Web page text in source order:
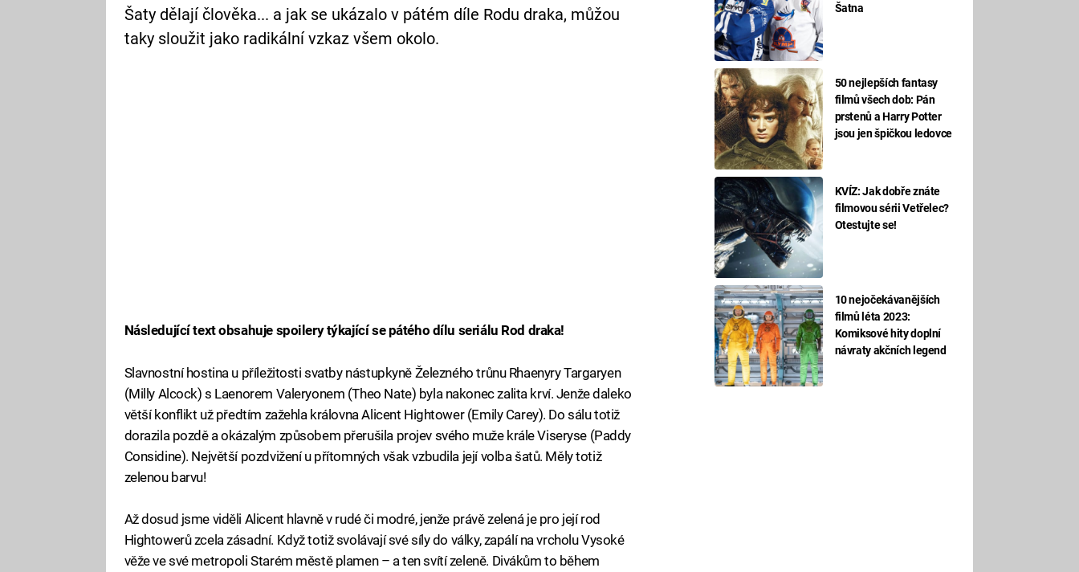
Šatna
50 nejlepších fantasy
filmů všech dob: Pán
prstenů a Harry Potter
jsou jen špičkou ledovce
KVÍZ: Jak dobře znáte
filmovou sérii Vetřelec?
Otestujte se!
10 nejočekávanějších
filmů léta 2023:
Komiksové hity doplní
návraty akčních legend
Šaty dělají člověka... a jak se ukázalo v pátém díle Rodu draka, můžou
taky sloužit jako radikální vzkaz všem okolo.
Následující text obsahuje spoilery týkající se pátého dílu seriálu Rod draka!
Slavnostní hostina u příležitosti svatby nástupkyně Železného trůnu Rhaenyry Targaryen
(Milly Alcock) s Laenorem Valeryonem (Theo Nate) byla nakonec zalita krví. Jenže daleko
větší konflikt už předtím zažehla královna Alicent Hightower (Emily Carey). Do sálu totiž
dorazila pozdě a okázalým způsobem přerušila projev svého muže krále Viseryse (Paddy
Considine). Největší pozdvižení u přítomných však vzbudila její volba šatů. Měly totiž
zelenou barvu!
Až dosud jsme viděli Alicent hlavně v rudé či modré, jenže právě zelená je pro její rod
Hightowerů zcela zásadní. Když totiž svolávají své síly do války, zapálí na vrcholu Vysoké
věže ve své metropoli Starém městě plamen – a ten svítí zeleně. Divákům to během